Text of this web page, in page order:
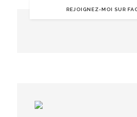
REJOIGNEZ-MOI SUR